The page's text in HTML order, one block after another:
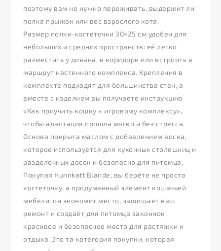
поэтому вам не нужно переживать, выдержит ли
полка прыжок или вес взрослого кота.
Размер полки‑когтеточки 30×25 см удобен для
небольших и средних пространств: её легко
разместить у дивана, в коридоре или встроить в
маршрут настенного комплекса. Крепления в
комплекте подходят для большинства стен, а
вместе с изделием вы получаете инструкцию
«Как приучить кошку к игровому комплексу»,
чтобы адаптация прошла мягко и без стресса.
Основа покрыта маслом с добавлением воска,
которое используется для кухонных столешниц и
разделочных досок и безопасно для питомца.
Покупая Hunnkatt Blande, вы берёте не просто
когтеточку, а продуманный элемент кошачьей
мебели: он экономит место, защищает ваш
ремонт и создаёт для питомца законное,
красивое и безопасное место для растяжки и
отдыха. Это та категория покупки, которая